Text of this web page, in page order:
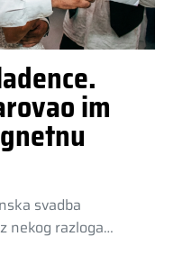
im
svadba
nekog razloga…